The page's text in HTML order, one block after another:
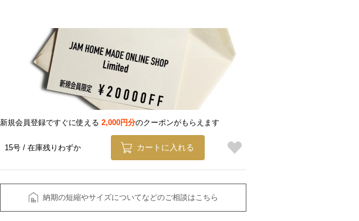
新規会員登録ですぐに使える 2,000円分のクーポンがもらえます
15号 在庫残りわずか カートに入れる
納期の短縮やサイズについてなどのご相談はこちら